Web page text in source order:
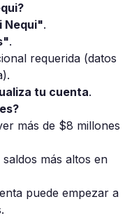
Nequi".
.
requerida (datos
tu cuenta.
más de $8 millones
más altos en
puede empezar a